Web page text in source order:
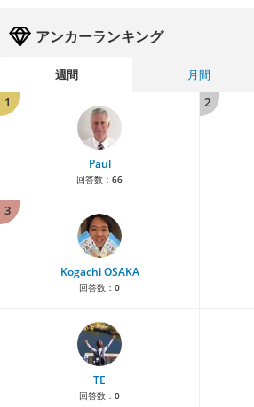
アンカーランキング
週間 月間
1
Paul
回答数： 66
2
3
Kogachi OSAKA
回答数： 0
TE
回答数： 0